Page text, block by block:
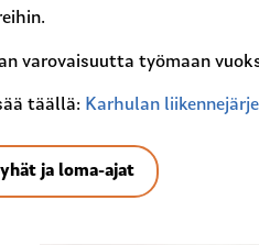
varovaisuutta työmaan
täällä: Karhulan
ja loma-ajat